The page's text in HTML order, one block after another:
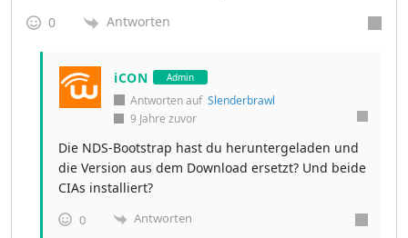
0 Antworten
iCON Admin
Antworten auf Slenderbrawl
9 Jahre zuvor
Die NDS-Bootstrap hast du heruntergeladen und
die Version aus dem Download ersetzt? Und beide
CIAs installiert?
0 Antworten